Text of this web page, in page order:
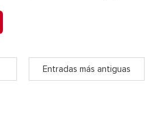
Entradas más antiguas